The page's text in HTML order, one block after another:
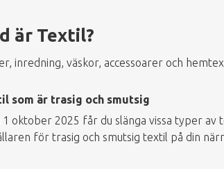
är Textil?
inredning, väskor, accessoarer och
som är trasig och smutsig
1 oktober 2025 får du slänga vissa typer
för trasig och smutsig textil på din